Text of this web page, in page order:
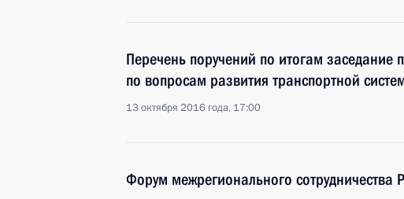
Перечень поручений по итогам заседание
по вопросам развития транспортной
13 октября 2016 года, 17:00
Форум межрегионального сотрудничества